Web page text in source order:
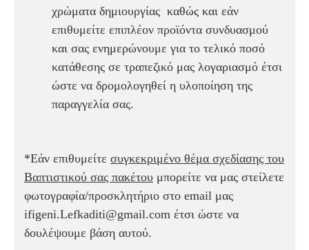
χρώματα δημιουργίας καθώς και εάν
επιθυμείτε επιπλέον προϊόντα συνδυασμού
και σας ενημερώνουμε για το τελικό ποσό
κατάθεσης σε τραπεζικό μας λογαριασμό έτσι
ώστε να δρομολογηθεί η υλοποίηση της
παραγγελία σας.
*Εάν επιθυμείτε συγκεκριμένο θέμα σχεδίασης του
Βαπτιστικού σας πακέτου μπορείτε να μας στείλετε
φωτογραφία/προσκλητήριο στο email μας
ifigeni.Lefkaditi@gmail.com έτσι ώστε να
δουλέψουμε βάση αυτού.